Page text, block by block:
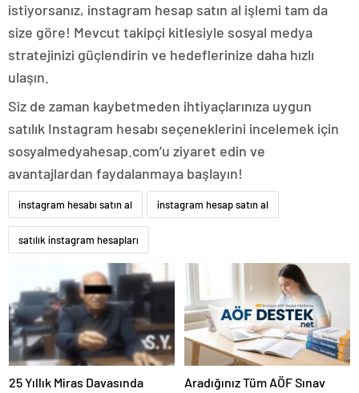
istiyorsanız, instagram hesap satın al işlemi tam da
size göre! Mevcut takipçi kitlesiyle sosyal medya
stratejinizi güçlendirin ve hedeflerinize daha hızlı
ulaşın.
Siz de zaman kaybetmeden ihtiyaçlarınıza uygun
satılık Instagram hesabı seçeneklerini incelemek için
sosyalmedyahesap.com’u ziyaret edin ve
avantajlardan faydalanmaya başlayın!
instagram hesabı satın al instagram hesap satın al
satılık instagram hesapları
25 Yıllık Miras Davasında
Aradığınız Tüm AÖF Sınav